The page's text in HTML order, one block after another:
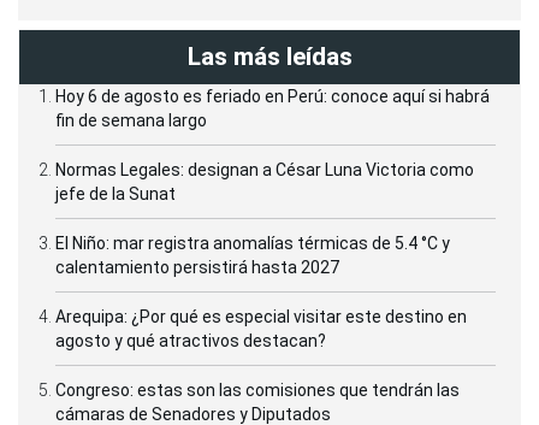
Las más leídas
Hoy 6 de agosto es feriado en Perú: conoce aquí si habrá
fin de semana largo
Normas Legales: designan a César Luna Victoria como
jefe de la Sunat
El Niño: mar registra anomalías térmicas de 5.4 °C y
calentamiento persistirá hasta 2027
Arequipa: ¿Por qué es especial visitar este destino en
agosto y qué atractivos destacan?
Congreso: estas son las comisiones que tendrán las
cámaras de Senadores y Diputados